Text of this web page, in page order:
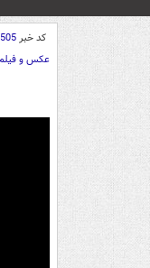
کد خبر
عکس و